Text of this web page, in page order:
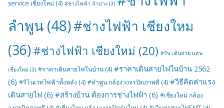
service เชียงใหม่ (4) #ช่างไฟฟ้า ลำปาง (3)
ลำพูน (48)#ช่างไฟฟ้า เชียงใหม
(36)#ช่างไฟฟ้า เชียงใหม่ (20) #รับ เดินสาย แลน
เชียงใหม่ (3) #ราคาเดินสายไฟในบ้าน (4) #ราคาเดินสายไฟในบ้าน 2562
(6) #รีโนเวทไฟฟ้าทั้งหลัง (4) #ลำพูน กล้องวงจรปิดภาพสี (4) #วิธีคิดค่าแรง
เดินสายไฟ (6) #สร้างบ้าน ต้องการช่างไฟฟ้า (6) #เชียงใหม่ กล้อง